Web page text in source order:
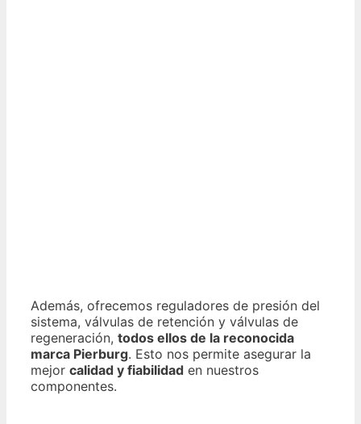
Además, ofrecemos reguladores de presión del
sistema, válvulas de retención y válvulas de
regeneración, todos ellos de la reconocida
marca Pierburg. Esto nos permite asegurar la
mejor calidad y fiabilidad en nuestros
componentes.